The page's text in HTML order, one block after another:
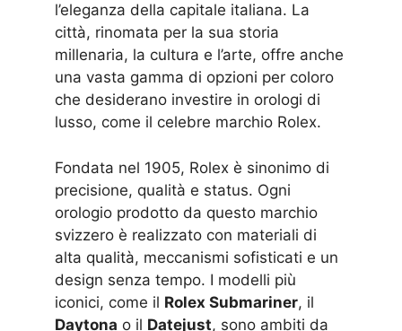
l’eleganza della capitale italiana. La
città, rinomata per la sua storia
millenaria, la cultura e l’arte, offre anche
una vasta gamma di opzioni per coloro
che desiderano investire in orologi di
lusso, come il celebre marchio Rolex.
Fondata nel 1905, Rolex è sinonimo di
precisione, qualità e status. Ogni
orologio prodotto da questo marchio
svizzero è realizzato con materiali di
alta qualità, meccanismi sofisticati e un
design senza tempo. I modelli più
iconici, come il Rolex Submariner, il
Daytona o il Datejust, sono ambiti da